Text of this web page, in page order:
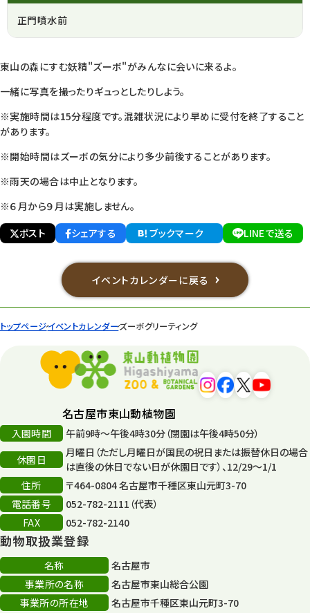
トップページイベントカレンダーズーボグリーティング
正門噴水前
東山の森にすむ妖精"ズーボ"がみんなに会いに来るよ。
一緒に写真を撮ったりギュっとしたりしよう。
※実施時間は15分程度です。混雑状況により早めに受付を終了すること
があります。
※開始時間はズーボの気分により多少前後することがあります。
※雨天の場合は中止となります。
※６月から９月は実施しません。
ポスト
シェアする ブックマーク LINEで送る
イベントカレンダーに戻る
名古屋市東山動植物園
入園時間
午前9時～午後4時30分（閉園は午後4時50分）
休園日
月曜日（ただし月曜日が国民の祝日または振替休日の場合
は直後の休日でない日が休園日です）、12/29～1/1
住所
〒464-0804 名古屋市千種区東山元町3-70
電話番号
052-782-2111（代表）
FAX
052-782-2140
動物取扱業登録
名称
名古屋市
事業所の名称
名古屋市東山総合公園
事業所の所在地
名古屋市千種区東山元町3-70